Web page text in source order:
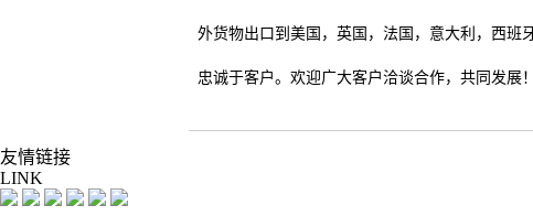
外货物出口到美国，英国，法国，意大利，西班
忠诚于客户。欢迎广大客户洽谈合作，共同发展！
友情链接
LINK